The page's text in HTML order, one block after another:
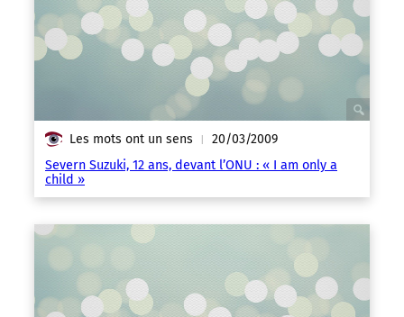
Les mots ont un sens | 20/03/2009
Severn Suzuki, 12 ans, devant l’ONU : « I am only a
child »